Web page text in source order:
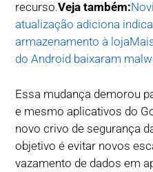
recurso.Veja também:
atualização adiciona
armazenamento à loja
do Android baixaram
Essa mudança demorou
e mesmo aplicativos do
novo crivo de segurança
objetivo é evitar novos
vazamento de dados em